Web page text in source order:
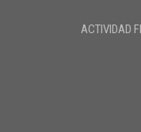
ACTIVIDAD